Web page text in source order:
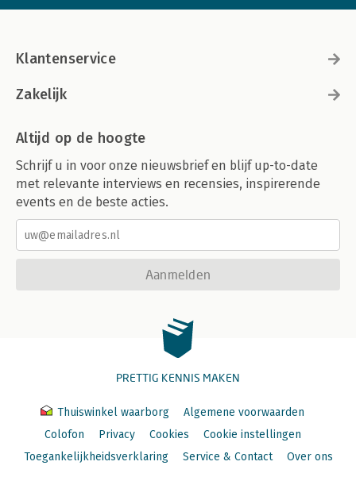
Klantenservice
Zakelijk
Altijd op de hoogte
Schrijf u in voor onze nieuwsbrief en blijf up-to-date
met relevante interviews en recensies, inspirerende
events en de beste acties.
Aanmelden
PRETTIG KENNIS MAKEN
Thuiswinkel waarborg
Algemene voorwaarden
Colofon
Privacy Cookies
Cookie instellingen
Toegankelijkheidsverklaring
Service & Contact Over ons